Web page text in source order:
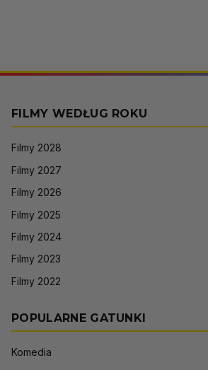
FILMY WEDŁUG ROKU
Filmy 2028
Filmy 2027
Filmy 2026
Filmy 2025
Filmy 2024
Filmy 2023
Filmy 2022
POPULARNE GATUNKI
Komedia